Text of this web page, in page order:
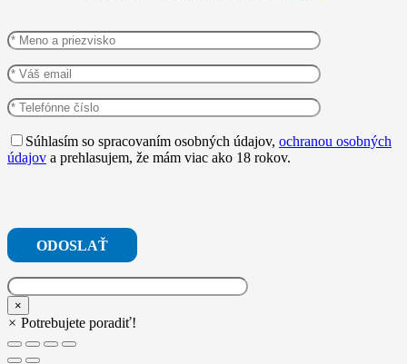
Súhlasím so spracovaním osobných údajov, ochranou osobných
údajov a prehlasujem, že mám viac ako 18 rokov.
×
× Potrebujete poradiť!